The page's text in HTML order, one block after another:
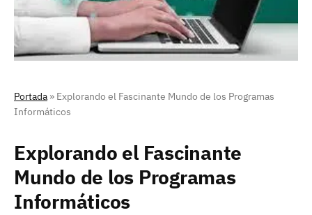
Portada » Explorando el Fascinante Mundo de los Programas
Informáticos
Explorando el Fascinante
Mundo de los Programas
Informáticos